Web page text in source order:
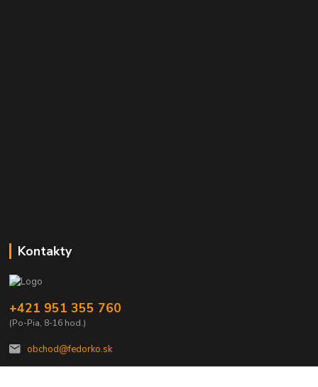
Kontakty
+421 951 355 760
(Po-Pia, 8-16 hod.)
obchod@fedorko.sk